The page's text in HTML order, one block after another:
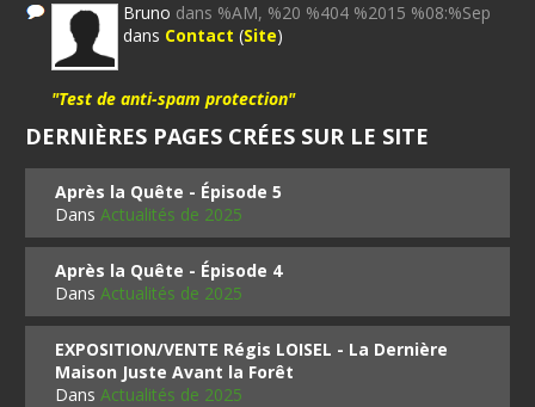
Bruno dans %AM, %20 %404 %2015 %08:%Sep
dans Contact (Site)
"Test de anti-spam protection"
DERNIÈRES PAGES CRÉES SUR LE SITE
Après la Quête - Épisode 5
DansActualités de 2025
Après la Quête - Épisode 4
DansActualités de 2025
EXPOSITION/VENTE Régis LOISEL - La Dernière
Maison Juste Avant la Forêt
DansActualités de 2025